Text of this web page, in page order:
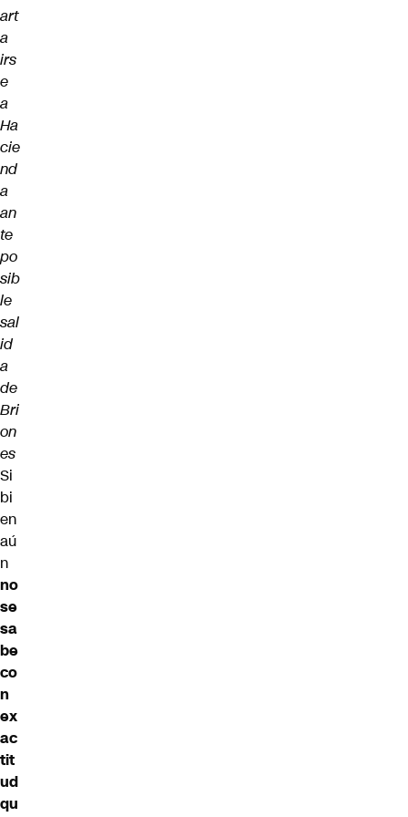
art
a
irs
e
a
Ha
cie
nd
a
an
te
po
sib
le
sal
id
a
de
Bri
on
es
Si
bi
en
aú
n
no
se
sa
be
co
n
ex
ac
tit
ud
qu